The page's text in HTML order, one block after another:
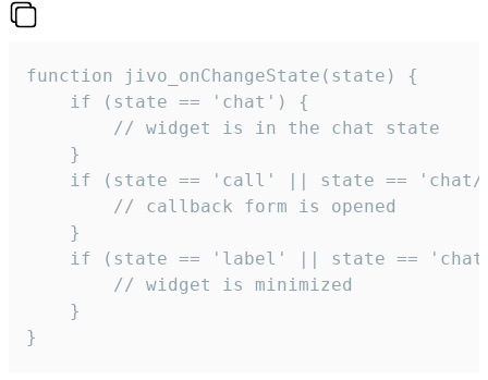
function jivo_onChangeState(state) {
    if (state == 'chat') {
        // widget is in the chat state
    }
if (state == 'call' || state ==
        // callback form is opened
    }
if (state == 'label' || state ==
        // widget is minimized
    }
}